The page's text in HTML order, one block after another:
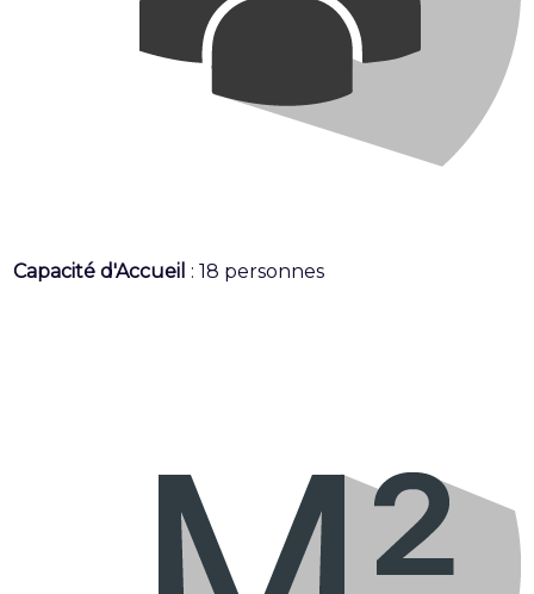
Capacité d'Accueil : 18 personnes